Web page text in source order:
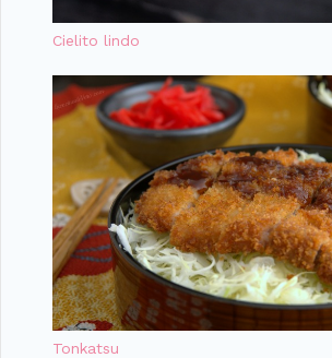
Cielito lindo
Tonkatsu